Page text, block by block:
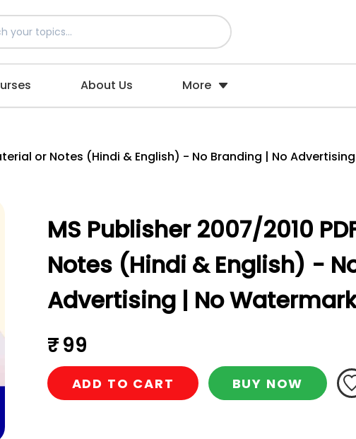
About Us More
or Notes (Hindi & English) - No Branding | No
MS Publisher 2007/2010
Notes (Hindi & English) -
Advertising | No
₹ 99
ADD TO CART BUY NOW